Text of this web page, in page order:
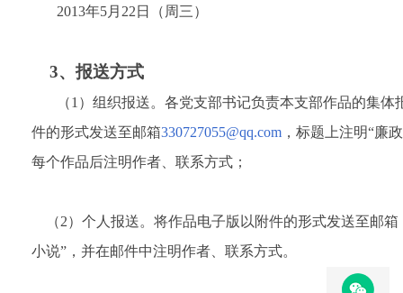
2013年5月 22 日（周三）
3、报送方式
（1 ）组织报送。各党支部书记负责本支部作品的集体
件的形式发送至邮箱330727055@qq.com ，标题上注明“廉
每个作品后注明作者、联系方式；
（2）个人报送。将作品电子版以附件的形式发送至邮箱
小说”，并在邮件中注明作者、联系方式。